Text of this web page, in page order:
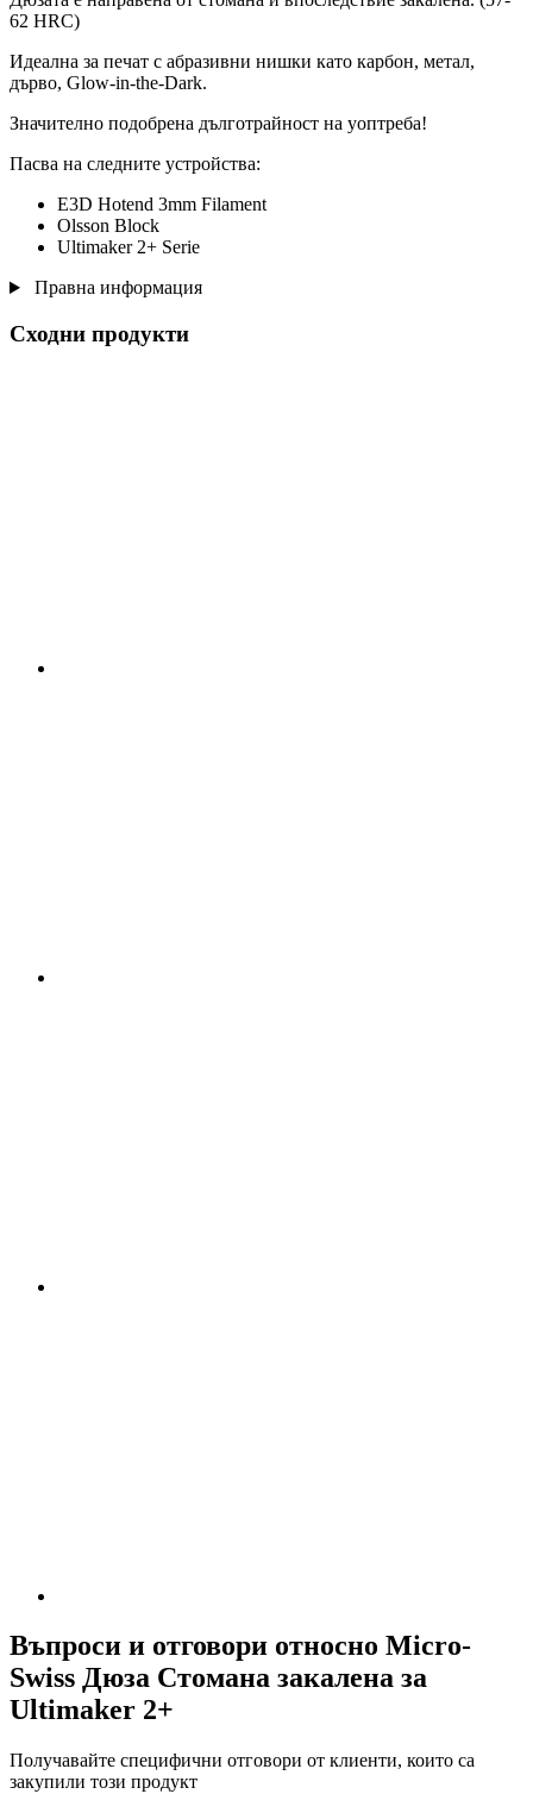
62 HRC)
Идеална за печат с абразивни нишки като карбон, метал,
дърво, Glow-in-the-Dark.
Значително подобрена дълготрайност на уоптреба!
Пасва на следните устройства:
E3D Hotend 3mm Filament
Olsson Block
Ultimaker 2+ Serie
Правна информация
Сходни продукти
Въпроси и отговори относно Micro-
Swiss Дюза Стомана закалена за
Ultimaker 2+
Получавайте специфични отговори от клиенти, които са
закупили този продукт